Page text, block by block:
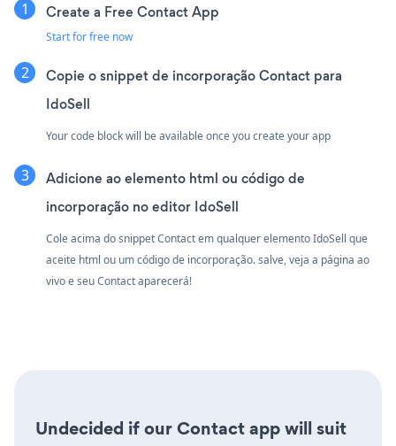
Create a Free Contact App
Start for free now
Copie o snippet de incorporação Contact para
IdoSell
Your code block will be available once you create your app
Adicione ao elemento html ou código de
incorporação no editor IdoSell
Cole acima do snippet Contact em qualquer elemento IdoSell que
aceite html ou um código de incorporação. salve, veja a página ao
vivo e seu Contact aparecerá!
Undecided if our Contact app will suit